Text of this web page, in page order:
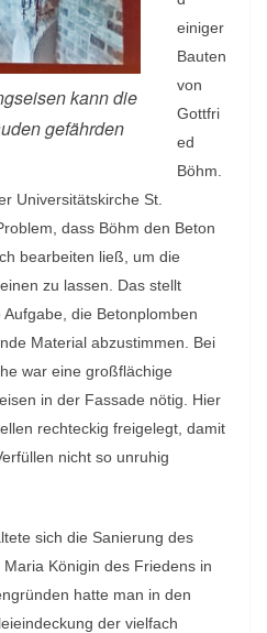
kann die
gefährden
einiger
Bauten
von
Gottfri
ed
Böhm.
Universitätskirche St.
dass Böhm den Beton
bearbeiten ließ, um die
zu lassen. Das stellt
die Betonplomben
Material abzustimmen. Bei
war eine großflächige
in der Fassade nötig. Hier
rechteckig freigelegt, damit
nicht so unruhig
sich die Sanierung des
Königin des Friedens in
hatte man in den
der vielfach